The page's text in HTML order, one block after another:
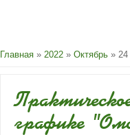
Главная » 2022 » Октябрь » 24
графике